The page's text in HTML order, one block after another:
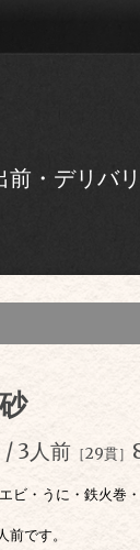
・デリバ
/ 3人前 ［29貫］
ビ・うに・鉄火巻
です。